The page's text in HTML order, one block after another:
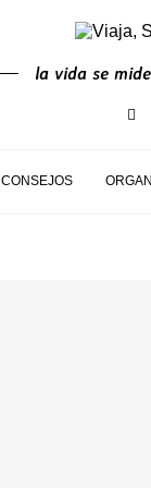
la vida se
CONSEJOS